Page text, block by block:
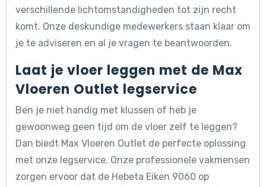
verschillende lichtomstandigheden tot zijn recht
komt. Onze deskundige medewerkers staan klaar om
je te adviseren en al je vragen te beantwoorden.
Laat je vloer leggen met de Max
Vloeren Outlet legservice
Ben je niet handig met klussen of heb je
gewoonweg geen tijd om de vloer zelf te leggen?
Dan biedt Max Vloeren Outlet de perfecte oplossing
met onze legservice. Onze professionele vakmensen
zorgen ervoor dat de Hebeta Eiken 9060 op